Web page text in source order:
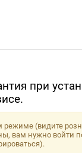
при
режиме (видите
вам нужно войти